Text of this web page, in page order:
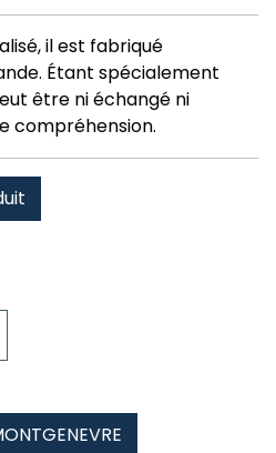
il est fabriqué
Étant spécialement
être ni échangé ni
compréhension.